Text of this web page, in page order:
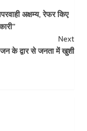
अक्षम्य, रेफर किए
Next
के द्वार से जनता में खुशी